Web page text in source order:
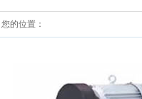
您的位置：